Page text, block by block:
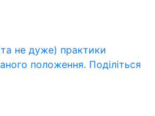
не дуже) практики
положення. Поділіться